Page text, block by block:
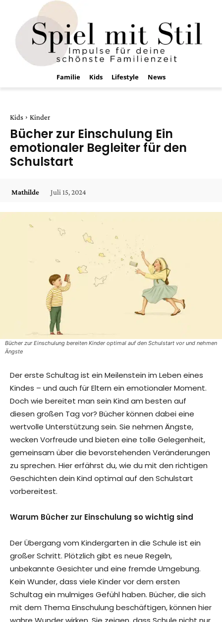
Familie Kids Lifestyle News
Kids Kinder
Bücher zur Einschulung Ein
emotionaler Begleiter für den
Schulstart
Mathilde Juli 15, 2024
Bücher zur Einschulung bereiten Kinder optimal auf den Schulstart vor und nehmen
Ängste
Der erste Schultag ist ein Meilenstein im Leben eines
Kindes – und auch für Eltern ein emotionaler Moment.
Doch wie bereitet man sein Kind am besten auf
diesen großen Tag vor? Bücher können dabei eine
wertvolle Unterstützung sein. Sie nehmen Ängste,
wecken Vorfreude und bieten eine tolle Gelegenheit,
gemeinsam über die bevorstehenden Veränderungen
zu sprechen. Hier erfährst du, wie du mit den richtigen
Geschichten dein Kind optimal auf den Schulstart
vorbereitest.
Warum Bücher zur Einschulung so wichtig sind
Der Übergang vom Kindergarten in die Schule ist ein
großer Schritt. Plötzlich gibt es neue Regeln,
unbekannte Gesichter und eine fremde Umgebung.
Kein Wunder, dass viele Kinder vor dem ersten
Schultag ein mulmiges Gefühl haben. Bücher, die sich
mit dem Thema Einschulung beschäftigen, können hier